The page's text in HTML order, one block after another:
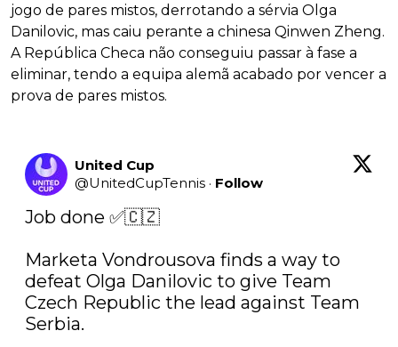
jogo de pares mistos, derrotando a sérvia Olga
Danilovic, mas caiu perante a chinesa Qinwen Zheng.
A República Checa não conseguiu passar à fase a
eliminar, tendo a equipa alemã acabado por vencer a
prova de pares mistos.
United Cup
@UnitedCupTennis · Follow
Job done ✅🇨🇿
Marketa Vondrousova finds a way to
defeat Olga Danilovic to give Team
Czech Republic the lead against Team
Serbia.